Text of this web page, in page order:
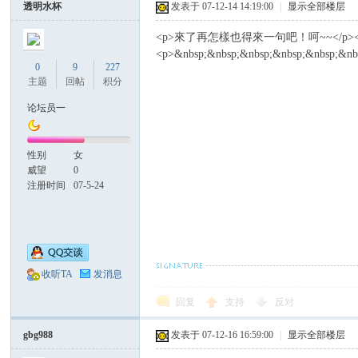
透明水杯
0
主题
9
回帖
227
积分
论坛员一
性别
女
威望
0
注册时间
07-5-24
收听TA 发消息
发表于 07-12-14 14:19:00 显示全部楼层
<p>來了再怎樣也得來一句吧！呵~~</
回复 支持 反对
gbg988 发表于 07-12-16 16:59:00 显示全部楼层